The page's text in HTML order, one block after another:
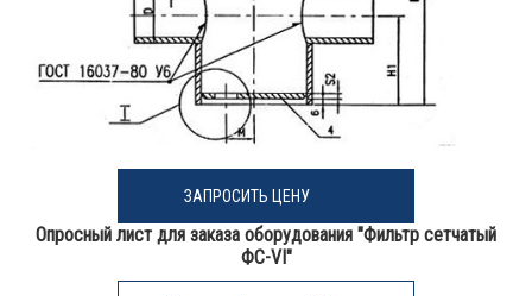
ЗАПРОСИТЬ ЦЕНУ
Опросный лист для заказа оборудования "Фильтр сетчатый
ФС-VI"